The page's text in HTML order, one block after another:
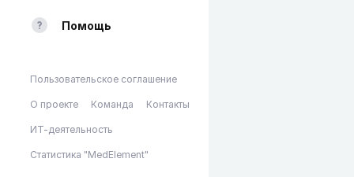
Помощь
Пользовательское соглашение
О проекте Команда Контакты
ИТ-деятельность
Статистика "MedElement"